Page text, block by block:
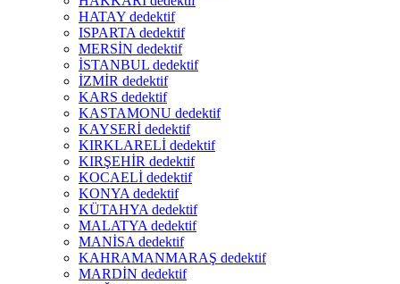
HATAY dedektif
ISPARTA dedektif
MERSİN dedektif
İSTANBUL dedektif
İZMİR dedektif
KARS dedektif
KASTAMONU dedektif
KAYSERİ dedektif
KIRKLARELİ dedektif
KIRŞEHİR dedektif
KOCAELİ dedektif
KONYA dedektif
KÜTAHYA dedektif
MALATYA dedektif
MANİSA dedektif
KAHRAMANMARAŞ dedektif
MARDİN dedektif